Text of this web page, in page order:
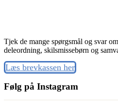
Tjek de mange spørgsmål og svar
deleordning, skilsmissebørn og
Læs brevkassen her
Følg på Instagram